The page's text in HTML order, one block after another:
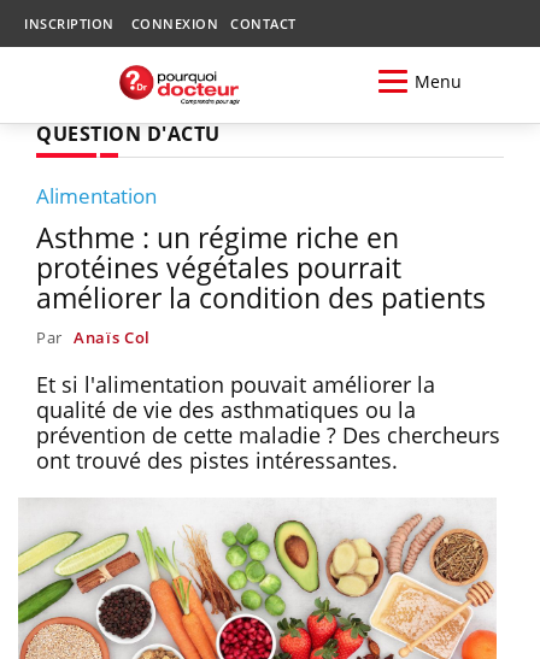
INSCRIPTION CONNEXION CONTACT
Menu
QUESTION D'ACTU
Alimentation
Asthme : un régime riche en
protéines végétales pourrait
améliorer la condition des patients
Par Anaïs Col
Et si l'alimentation pouvait améliorer la
qualité de vie des asthmatiques ou la
prévention de cette maladie ? Des chercheurs
ont trouvé des pistes intéressantes.